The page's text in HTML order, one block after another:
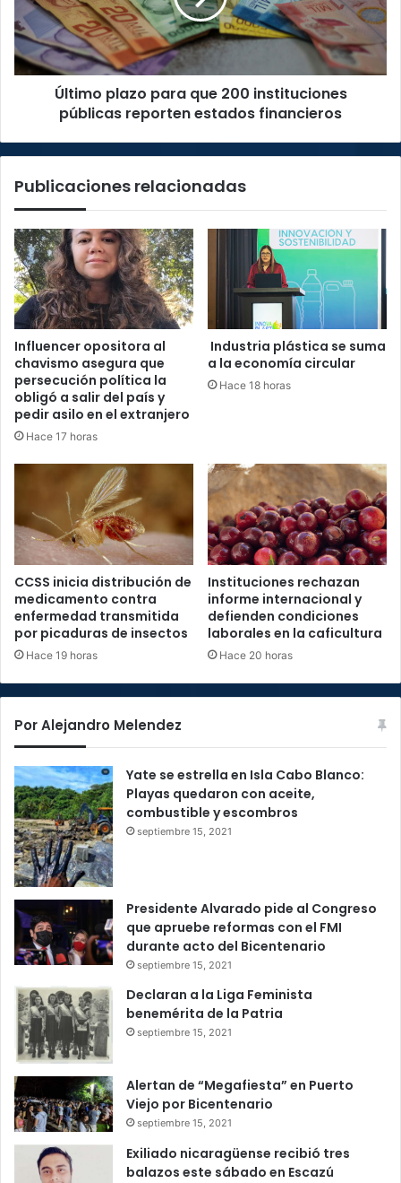
instituciones
públicas
reporten
estados
financierosÚltimo plazo para que 200 instituciones
públicas reporten estados financieros
Publicaciones relacionadas
Influencer opositora al
chavismo asegura que
persecución política la
obligó a salir del país y
pedir asilo en el extranjero
Hace 17 horas
Industria plástica se suma
a la economía circular
Hace 18 horas
CCSS inicia distribución de
medicamento contra
enfermedad transmitida
por picaduras de insectos
Hace 19 horas
Instituciones rechazan
informe internacional y
defienden condiciones
laborales en la caficultura
Hace 20 horas
Por Alejandro Melendez
Yate se estrella en Isla Cabo Blanco:
Playas quedaron con aceite,
combustible y escombros
septiembre 15, 2021
Presidente Alvarado pide al Congreso
que apruebe reformas con el FMI
durante acto del Bicentenario
septiembre 15, 2021
Declaran a la Liga Feminista
benemérita de la Patria
septiembre 15, 2021
Alertan de “Megafiesta” en Puerto
Viejo por Bicentenario
septiembre 15, 2021
Exiliado nicaragüense recibió tres
balazos este sábado en Escazú